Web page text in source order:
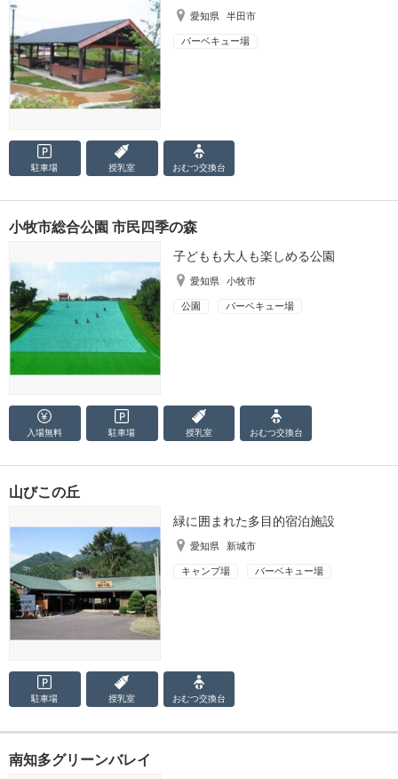
愛知県 半田市
バーベキュー場
駐車場 授乳室 おむつ交換台
小牧市総合公園 市民四季の森
子どもも大人も楽しめる公園
愛知県 小牧市
公園 バーベキュー場
入場無料 駐車場 授乳室 おむつ交換台
山びこの丘
緑に囲まれた多目的宿泊施設
愛知県 新城市
キャンプ場 バーベキュー場
駐車場 授乳室 おむつ交換台
南知多グリーンバレイ